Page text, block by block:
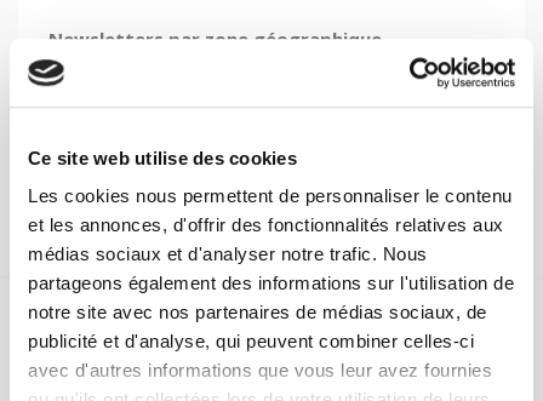
Ce site web utilise des cookies
Les cookies nous permettent de personnaliser le contenu
et les annonces, d'offrir des fonctionnalités relatives aux
médias sociaux et d'analyser notre trafic. Nous
partageons également des informations sur l'utilisation de
notre site avec nos partenaires de médias sociaux, de
publicité et d'analyse, qui peuvent combiner celles-ci
avec d'autres informations que vous leur avez fournies
Newsletters par zone géographique
Presses de Sciences Po Lettre d'information
e-mail: *